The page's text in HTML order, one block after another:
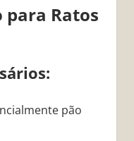
para Ratos
pão